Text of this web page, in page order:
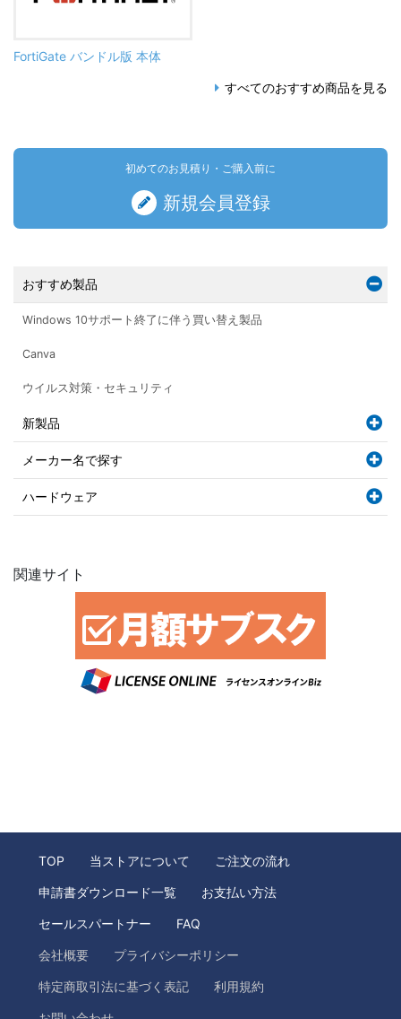
FortiGate バンドル版 本体
すべてのおすすめ商品を見る
初めてのお見積り・ご購入前に
新規会員登録
おすすめ製品
Windows 10サポート終了に伴う買い替え製品
Canva
ウイルス対策・セキュリティ
新製品
メーカー名で探す
ハードウェア
関連サイト
TOP 当ストアについて ご注文の流れ
申請書ダウンロード一覧 お支払い方法
セールスパートナー FAQ
会社概要 プライバシーポリシー
特定商取引法に基づく表記 利用規約